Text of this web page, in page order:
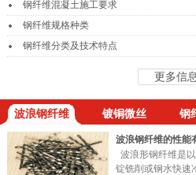
钢纤维混凝土施工要求
钢纤维规格种类
钢纤维分类及技术特点
更多信
波浪钢纤维 镀铜微丝 钢
波浪钢纤维的性能
波浪形钢纤维是
锭铣削或钢水快速